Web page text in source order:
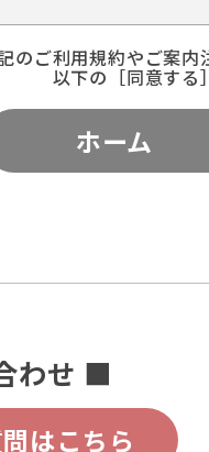
のご利用規約やご案
以下の［同意する
ホーム
わせ ■
はこちら